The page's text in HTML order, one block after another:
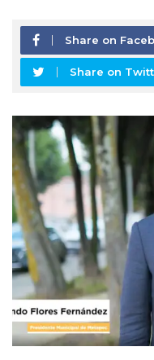
Share on
Share on